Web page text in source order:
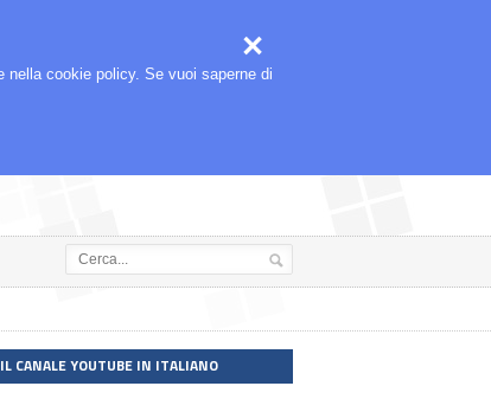
cookie policy. Se vuoi saperne di
IL CANALE YOUTUBE IN ITALIANO